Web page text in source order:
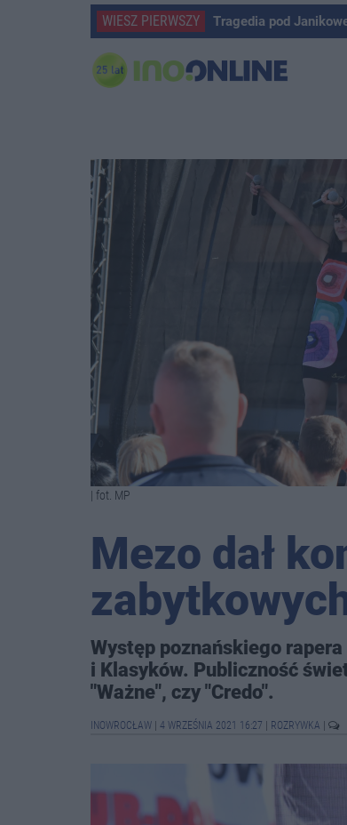
WIESZ PIERWSZY Tragedia pod
| fot. MP
Mezo dał
Występ poznańskiego
i Klasyków. Publiczność
"Ważne", czy "Credo".
INOWROCŁAW 4 WRZEŚNIA 2021 16:27 ROZRYWKA